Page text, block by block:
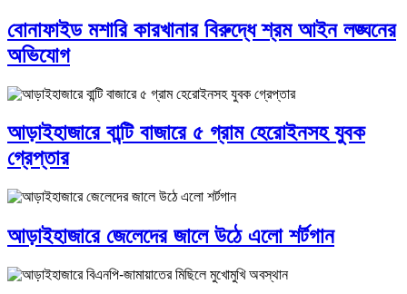
বোনাফাইড মশারি কারখানার বিরুদ্ধে শ্রম আইন লঙ্ঘনের
অভিযোগ
আড়াইহাজারে বান্টি বাজারে ৫ গ্রাম হেরোইনসহ যুবক
গ্রেপ্তার
আড়াইহাজারে জেলেদের জালে উঠে এলো শর্টগান